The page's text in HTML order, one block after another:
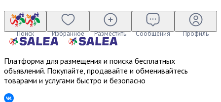
Поиск Избранное Разместить Сообщения Профиль
Платформа для размещения и поиска бесплатных
объявлений. Покупайте, продавайте и обменивайтесь
товарами и услугами быстро и безопасно